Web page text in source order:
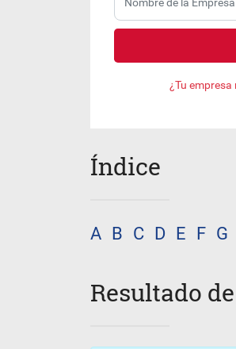
¿Tu
Índice
A B C D E F G
Resultado